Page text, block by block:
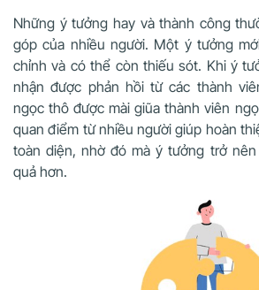
Những ý tưởng hay và thành công
góp của nhiều người. Một ý tưởng
chỉnh và có thể còn thiếu sót. Khi ý
nhận được phản hồi từ các thành
ngọc thô được mài giũa thành viên
quan điểm từ nhiều người giúp hoàn
toàn diện, nhờ đó mà ý tưởng trở
quả hơn.